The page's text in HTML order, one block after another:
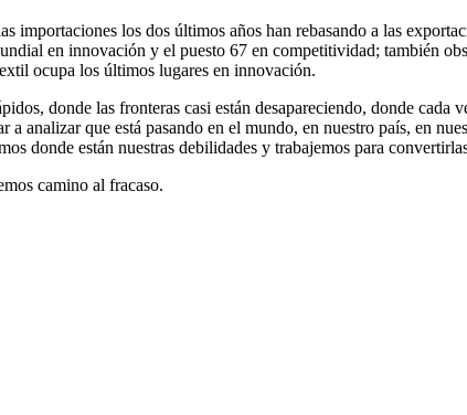
importaciones los dos últimos años han rebasando a las
en innovación y el puesto 67 en competitividad; también
ocupa los últimos lugares en innovación.
donde las fronteras casi están desapareciendo, donde cada
analizar que está pasando en el mundo, en nuestro país, en
donde están nuestras debilidades y trabajemos para
camino al fracaso.